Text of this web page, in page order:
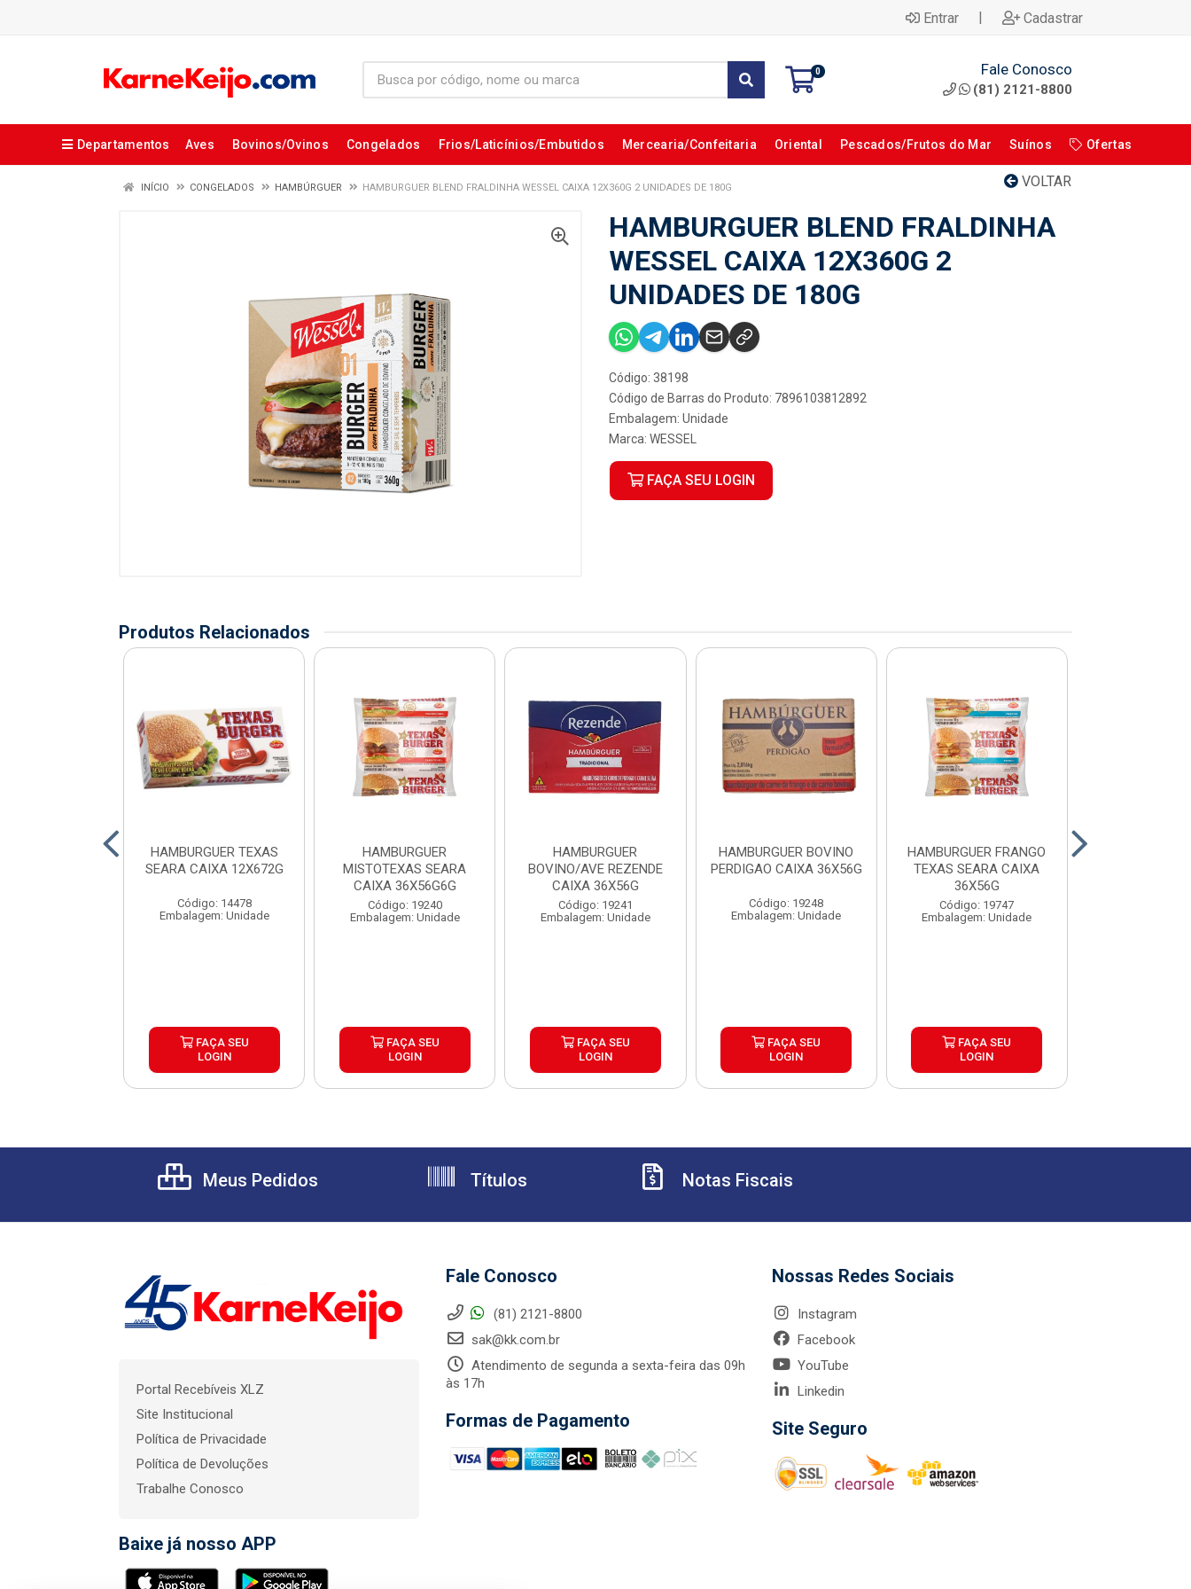
Entrar | Cadastrar
0 Fale Conosco
(81) 2121-8800
Departamentos Aves Bovinos/Ovinos Congelados Frios/Laticínios/Embutidos Mercearia/Confeitaria Oriental Pescados/Frutos do Mar Suínos Ofertas
VOLTAR
INÍCIO CONGELADOS HAMBÚRGUER HAMBURGUER BLEND FRALDINHA WESSEL CAIXA 12X360G 2 UNIDADES DE 180G
HAMBURGUER BLEND FRALDINHA
WESSEL CAIXA 12X360G 2
UNIDADES DE 180G
Código: 38198
Código de Barras do Produto: 7896103812892
Embalagem: Unidade
Marca: WESSEL
FAÇA SEU LOGIN
Produtos Relacionados
HAMBURGUER TEXAS
SEARA CAIXA 12X672G
Código: 14478
Embalagem: Unidade
FAÇA SEU
LOGIN
HAMBURGUER
MISTOTEXAS SEARA
CAIXA 36X56G6G
Código: 19240
Embalagem: Unidade
FAÇA SEU
LOGIN
HAMBURGUER
BOVINO/AVE REZENDE
CAIXA 36X56G
Código: 19241
Embalagem: Unidade
FAÇA SEU
LOGIN
HAMBURGUER BOVINO
PERDIGAO CAIXA 36X56G
Código: 19248
Embalagem: Unidade
FAÇA SEU
LOGIN
HAMBURGUER FRANGO
TEXAS SEARA CAIXA
36X56G
Código: 19747
Embalagem: Unidade
FAÇA SEU
LOGIN
Meus Pedidos Títulos Notas Fiscais
Portal Recebíveis XLZ
Site Institucional
Política de Privacidade
Política de Devoluções
Trabalhe Conosco
Baixe já nosso APP
Fale Conosco
(81) 2121-8800
sak@kk.com.br
Atendimento de segunda a sexta-feira das 09h
às 17h
Formas de Pagamento
Nossas Redes Sociais
Instagram
Facebook
YouTube
Linkedin
Site Seguro